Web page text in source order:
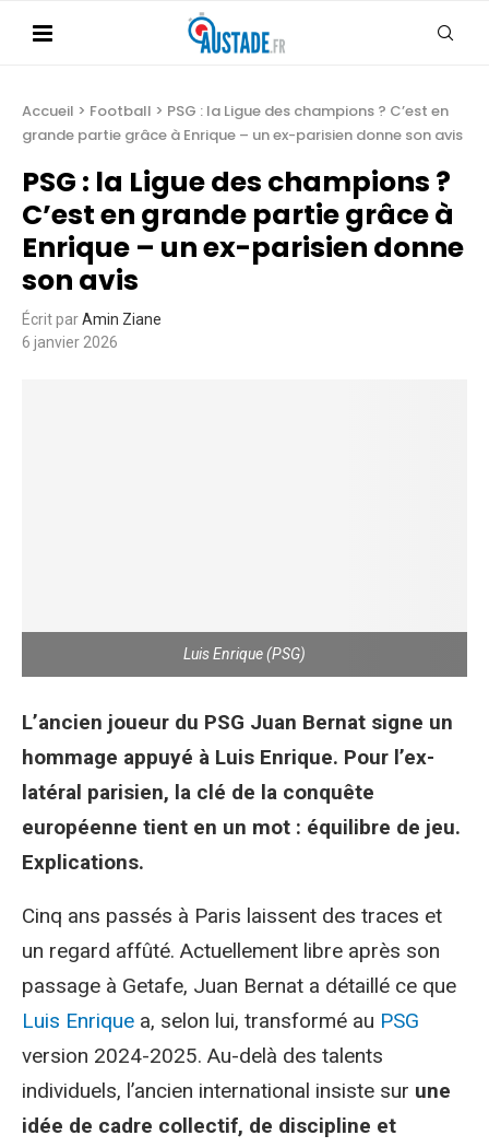
Accueil > Football > PSG : la Ligue des champions ? C’est en
grande partie grâce à Enrique – un ex-parisien donne son avis
PSG : la Ligue des champions ?
C’est en grande partie grâce à
Enrique – un ex-parisien donne
son avis
Écrit parAmin Ziane
6 janvier 2026
Luis Enrique (PSG)
L’ancien joueur du PSG Juan Bernat signe un
hommage appuyé à Luis Enrique. Pour l’ex-
latéral parisien, la clé de la conquête
européenne tient en un mot : équilibre de jeu.
Explications.
Cinq ans passés à Paris laissent des traces et
un regard affûté. Actuellement libre après son
passage à Getafe, Juan Bernat a détaillé ce que
Luis Enrique a, selon lui, transformé au PSG
version 2024-2025. Au-delà des talents
individuels, l’ancien international insiste sur une
idée de cadre collectif, de discipline et